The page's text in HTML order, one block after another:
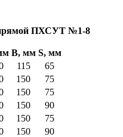
ПХСУТ №1-8
B, мм S, мм
115
65
150
75
150
75
150
90
150
75
150
90